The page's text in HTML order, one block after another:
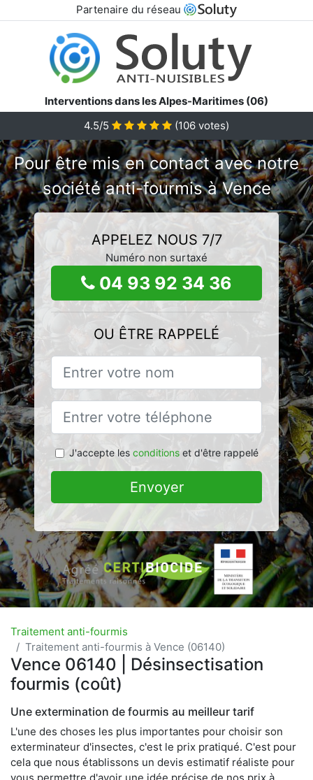
Partenaire du réseau
Interventions dans les Alpes-Maritimes (06)
4.5/5
(106 votes)
Pour être mis en contact avec notre
société anti-fourmis à Vence
APPELEZ NOUS 7/7
Numéro non surtaxé
04 93 92 34 36
OU ÊTRE RAPPELÉ
J'accepte les conditionset d'être rappelé
Envoyer
Traitement anti-fourmis
Traitement anti-fourmis à Vence (06140)
Vence 06140 | Désinsectisation
fourmis (coût)
Une extermination de fourmis au meilleur tarif
L'une des choses les plus importantes pour choisir son
exterminateur d'insectes, c'est le prix pratiqué. C'est pour
cela que nous établissons un devis estimatif réaliste pour